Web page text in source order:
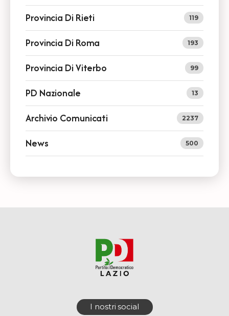
Provincia Di Rieti 119
Provincia Di Roma 193
Provincia Di Viterbo 99
PD Nazionale 13
Archivio Comunicati 2237
News 500
I nostri social